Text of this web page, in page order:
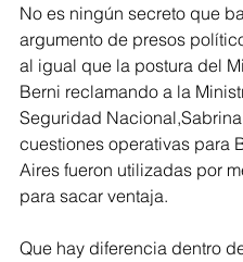
No es ningún secreto que
argumento de presos
al igual que la postura del
Berni reclamando a la
Seguridad
cuestiones operativas para
Aires fueron utilizadas por
para sacar ventaja.
Que hay diferencia dentro